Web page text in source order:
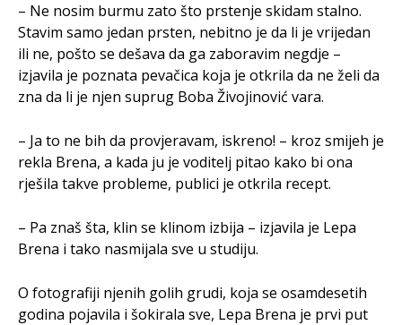
– Ne nosim burmu zato što prstenje skidam stalno.
Stavim samo jedan prsten, nebitno je da li je vrijedan
ili ne, pošto se dešava da ga zaboravim negdje –
izjavila je poznata pevačica koja je otkrila da ne želi da
zna da li je njen suprug Boba Živojinović vara.
– Ja to ne bih da provjeravam, iskreno! – kroz smijeh je
rekla Brena, a kada ju je voditelj pitao kako bi ona
rješila takve probleme, publici je otkrila recept.
– Pa znaš šta, klin se klinom izbija – izjavila je Lepa
Brena i tako nasmijala sve u studiju.
O fotografiji njenih golih grudi, koja se osamdesetih
godina pojavila i šokirala sve, Lepa Brena je prvi put